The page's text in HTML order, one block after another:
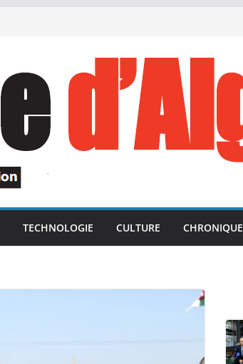
TECHNOLOGIE CULTURE CHRONIQUE